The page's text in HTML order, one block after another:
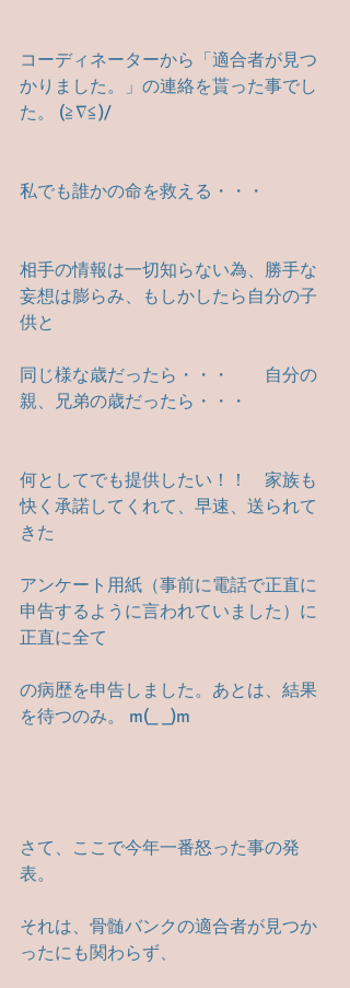
コーディネーターから「適合者が見つ
かりました。」の連絡を貰った事でし
た。 (≧∇≦)/
私でも誰かの命を救える・・・
相手の情報は一切知らない為、勝手な
妄想は膨らみ、もしかしたら自分の子
供と
同じ様な歳だったら・・・　　自分の
親、兄弟の歳だったら・・・
何としてでも提供したい！！　家族も
快く承諾してくれて、早速、送られて
きた
アンケート用紙（事前に電話で正直に
申告するように言われていました）に
正直に全て
の病歴を申告しました。あとは、結果
を待つのみ。 m(_ _)m
さて、ここで今年一番怒った事の発
表。
それは、骨髄バンクの適合者が見つか
ったにも関わらず、